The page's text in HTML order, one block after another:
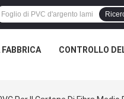
CONTROLLO